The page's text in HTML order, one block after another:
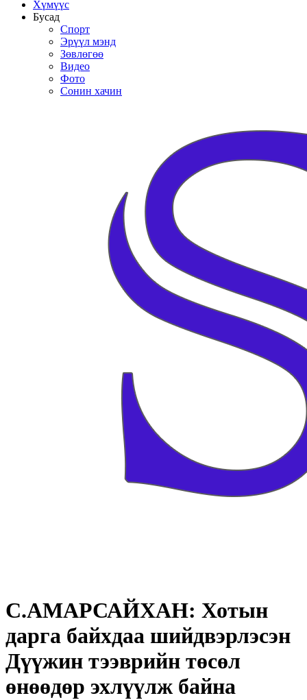
Хүмүүс
Бусад
Спорт
Эрүүл мэнд
Зөвлөгөө
Видео
Фото
Сонин хачин
С.АМАРСАЙХАН: Хотын
дарга байхдаа шийдвэрлэсэн
Дүүжин тээврийн төсөл
өнөөдөр эхлүүлж байна